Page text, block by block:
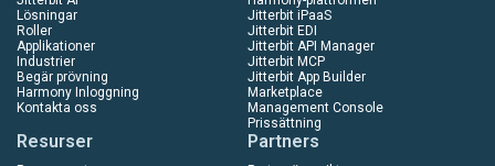
Lösningar
Roller
Applikationer
Industrier
Begär prövning
Harmony Inloggning
Kontakta oss
Jitterbit iPaaS
Jitterbit EDI
Jitterbit API Manager
Jitterbit MCP
Jitterbit App Builder
Marketplace
Management Console
Prissättning
Resurser Partners